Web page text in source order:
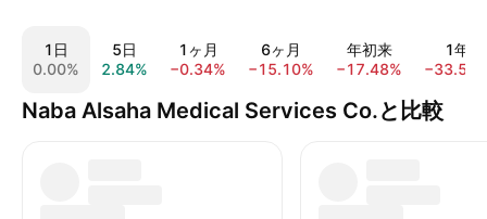
1日
0.00%
5日
2.84%
1ヶ月
−0.34%
6ヶ月
−15.10%
年初来
−17.48%
1年
Naba Alsaha Medical Services Co.と比較